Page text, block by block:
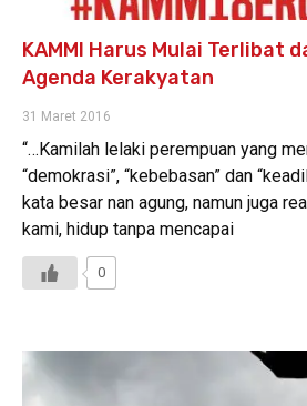
KAMMI Harus Mulai Terlibat
Agenda Kerakyatan
31 Maret 2016
“…Kamilah lelaki perempuan yang
“demokrasi”, “kebebasan” dan
kata besar nan agung, namun juga
kami, hidup tanpa mencapai
0